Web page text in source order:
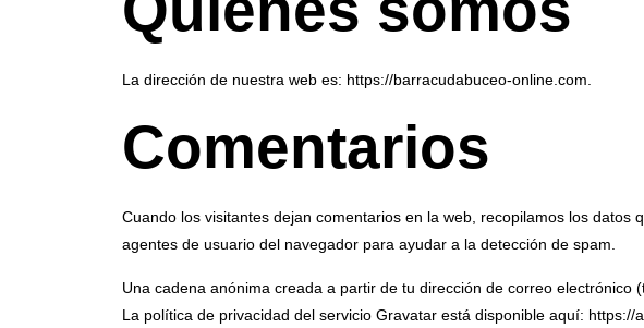
La dirección de nuestra web es: https://barracudabuceo-online.com.
Comentarios
Cuando los visitantes dejan comentarios en la web, recopilamos los
agentes de usuario del navegador para ayudar a la detección de spam.
Una cadena anónima creada a partir de tu dirección de correo
La política de privacidad del servicio Gravatar está disponible aquí: